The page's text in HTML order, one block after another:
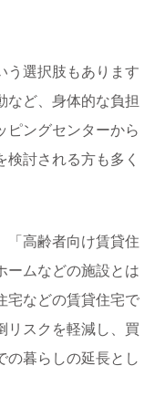
う選択肢もあります
など、身体的な負担
ピングセンターから
討される方も多く
「高齢者向け賃貸住
ームなどの施設とは
宅などの賃貸住宅で
リスクを軽減し、買
の暮らしの延長とし